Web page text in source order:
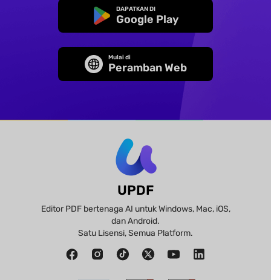
DAPATKAN DI
Google Play
Mulai di
Peramban Web
UPDF
Editor PDF bertenaga AI untuk Windows, Mac, iOS,
dan Android.
Satu Lisensi, Semua Platform.